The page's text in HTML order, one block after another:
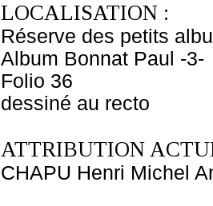
LOCALISATION :
Réserve des petits
Album Bonnat Paul -3-
Folio 36
dessiné au recto
ATTRIBUTION
CHAPU Henri Michel